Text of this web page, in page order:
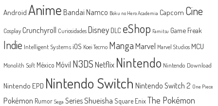
Android Anime Bandai Namco Boku no Hero Academia Capcom Cine
Cosplay Crunchyroll Curiosidades Disney DLC eShop Famitsu Game Freak
Indie Intelligent Systems iOS Koei Tecmo MangaMarvel Marvel Studios MCU
Monolith Soft México Móvil N3DSNetflix Nintendo Nintendo Download
Nintendo EPD Nintendo Switch Nintendo Switch 2 One Piece
Pokémon Rumor Sega SeriesShueisha Square EnixThe Pokémon